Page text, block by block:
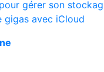
gérer son
gigas avec iCloud